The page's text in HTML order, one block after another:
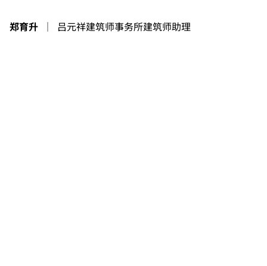
郑育升 吕元祥建筑师事务所建筑师助理